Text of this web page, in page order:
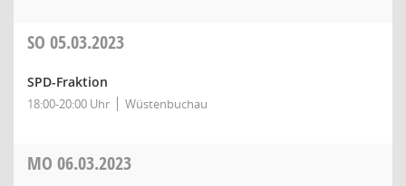
SO 05.03.2023
SPD-Fraktion
18:00-20:00 Uhr Wüstenbuchau
MO 06.03.2023